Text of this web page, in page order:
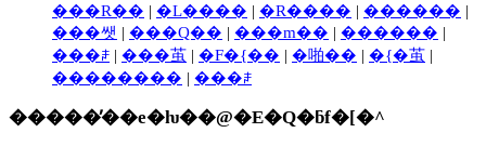
���R�� | �L���� | �R���� | ������ |
���쌧 | ���Q�� | ���m�� | ������ |
���ꌧ | ���茧 | �F�{�� | �啪�� | �{�茧 |
�������� | ���ꌧ
�����̓��e�ƕ��@�E�Q�ƃf�[�^